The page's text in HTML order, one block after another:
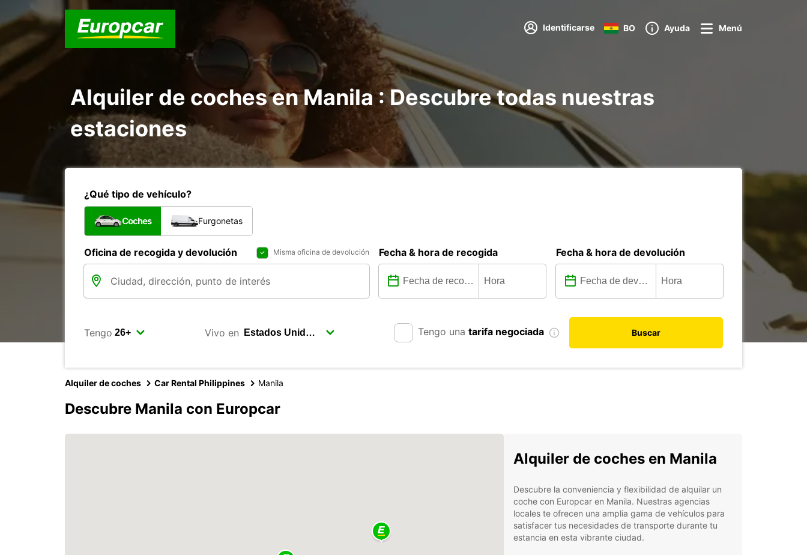
Identificarse BO Ayuda Menú
Alquiler de coches en Manila : Descubre todas nuestras
estaciones
¿Qué tipo de vehículo?
Coches Furgonetas
Oficina de recogida y devolución Misma oficina de devolución Fecha & hora de recogida Fecha & hora de devolución
Tengo Vivo en Tengo una tarifa negociada Buscar
Alquiler de coches Car Rental Philippines Manila
Descubre Manila con Europcar
Alquiler de coches en Manila
Descubre la conveniencia y flexibilidad de alquilar un
coche con Europcar en Manila. Nuestras agencias
locales te ofrecen una amplia gama de vehículos para
satisfacer tus necesidades de transporte durante tu
estancia en esta vibrante ciudad.